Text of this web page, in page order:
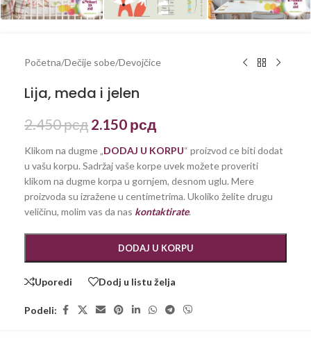
Početna/Dečije sobe/Devojčice
Lija, meda i jelen
2.450рсд 2.150 рсд
Klikom na dugme „DODAJ U KORPU“ proizvod ce biti dodat
u vašu korpu. Sadržaj vaše korpe uvek možete proveriti
klikom na dugme korpa u gornjem, desnom uglu. Mere
proizvoda su izražene u centimetrima. Ukoliko želite drugu
veličinu, molim vas da nas kontaktirate.
DODAJ U KORPU
Uporedi Dodj u listu želja
Podeli: